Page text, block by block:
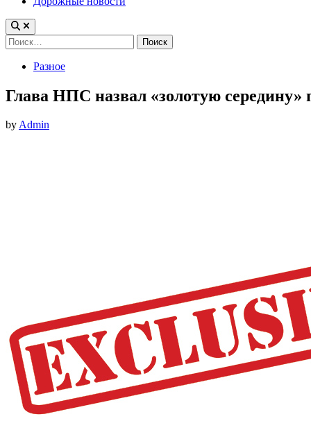
Найти:
PostedРазное
Глава НПС назвал «золотую
byAdmin